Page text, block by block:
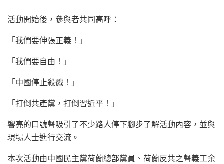
活動開始後，參與者共同高呼：
「我們要伸張正義！」
「我們要自由！」
「中國停止殺戮！」
「打倒共產黨，打倒習近平！」
響亮的口號聲吸引了不少路人停下腳步了解活動內容，並與
現場人士進行交流。
本次活動由中國民主黨荷蘭總部黨員、荷蘭反共之聲義工余